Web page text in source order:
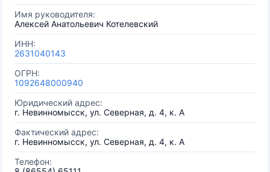
Имя руководителя:
Алексей Анатольевич Котелевский
ИНН:
2631040143
ОГРН:
1092648000940
Юридический адрес:
г. Невинномысск, ул. Северная, д. 4, к. А
Фактический адрес:
г. Невинномысск, ул. Северная, д. 4, к. А
Телефон: